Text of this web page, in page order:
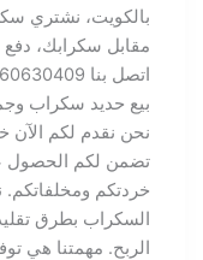
بالكويت، نشتري
مقابل سكرابك، دفع
اتصل بنا 60630409
بيع حديد سكراب
نحن نقدم لكم الآن
تضمن لكم الحصول
خردتكم ومخلفاتكم.
السكراب بطرق
الربح. مهمتنا هي